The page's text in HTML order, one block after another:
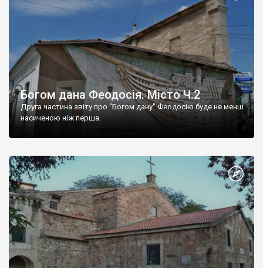
Богом дана Феодосія. Місто Ч.2
Друга частина звіту про "Богом дану" Феодосію буде не менш
насиченою ніж перша.